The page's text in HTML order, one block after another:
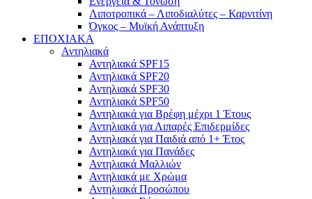
Λιποτροπικά – Λιποδιαλύτες – Καρνιτίνη
Όγκος – Μυϊκή Ανάπτυξη
ΕΠΟΧΙΑΚΑ
Αντηλιακά
Αντηλιακά SPF15
Αντηλιακά SPF20
Αντηλιακά SPF30
Αντηλιακά SPF50
Αντηλιακά για Βρέφη μέχρι 1 Έτους
Αντηλιακά για Λιπαρές Επιδερμίδες
Αντηλιακά για Παιδιά από 1+ Έτος
Αντηλιακά για Πανάδες
Αντηλιακά Μαλλιών
Αντηλιακά με Χρώμα
Αντηλιακά Προσώπου